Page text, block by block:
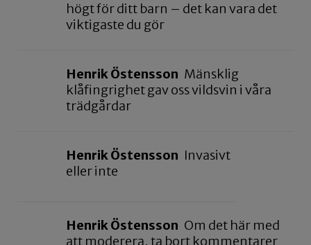
högt för ditt barn – det kan vara det
viktigaste du gör
Henrik Östensson Mänsklig
klåfingrighet gav oss vildsvin i våra
trädgårdar
Henrik Östensson Invasivt
eller inte
Henrik Östensson Om det här med
att moderera, ta bort kommentarer